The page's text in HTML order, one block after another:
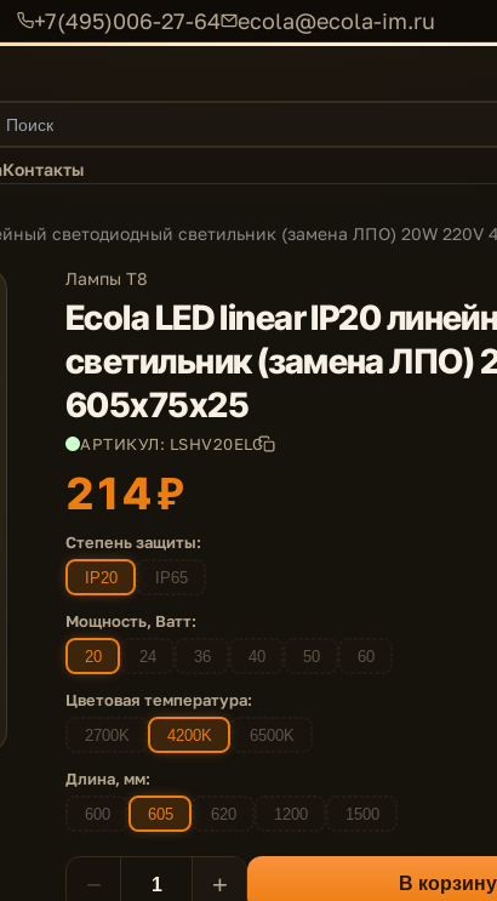
+7(495)006-27-64 ecola@ecola-im.ru
Контакты
светодиодный светильник (замена ЛПО) 20W 220V
Лампы T8
Ecola LED linear IP20
светильник (замена ЛПО)
605x75x25
АРТИКУЛ: LSHV20ELC
214 ₽
Степень защиты:
IP20 IP65
Мощность, Ватт:
20 24 36 40 50 60
Цветовая температура:
2700K 4200K 6500K
Длина, мм:
600 605 620 1200 1500
− + В корзину